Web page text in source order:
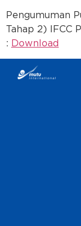
Pengumuman
Tahap 2) IFCC
: Download